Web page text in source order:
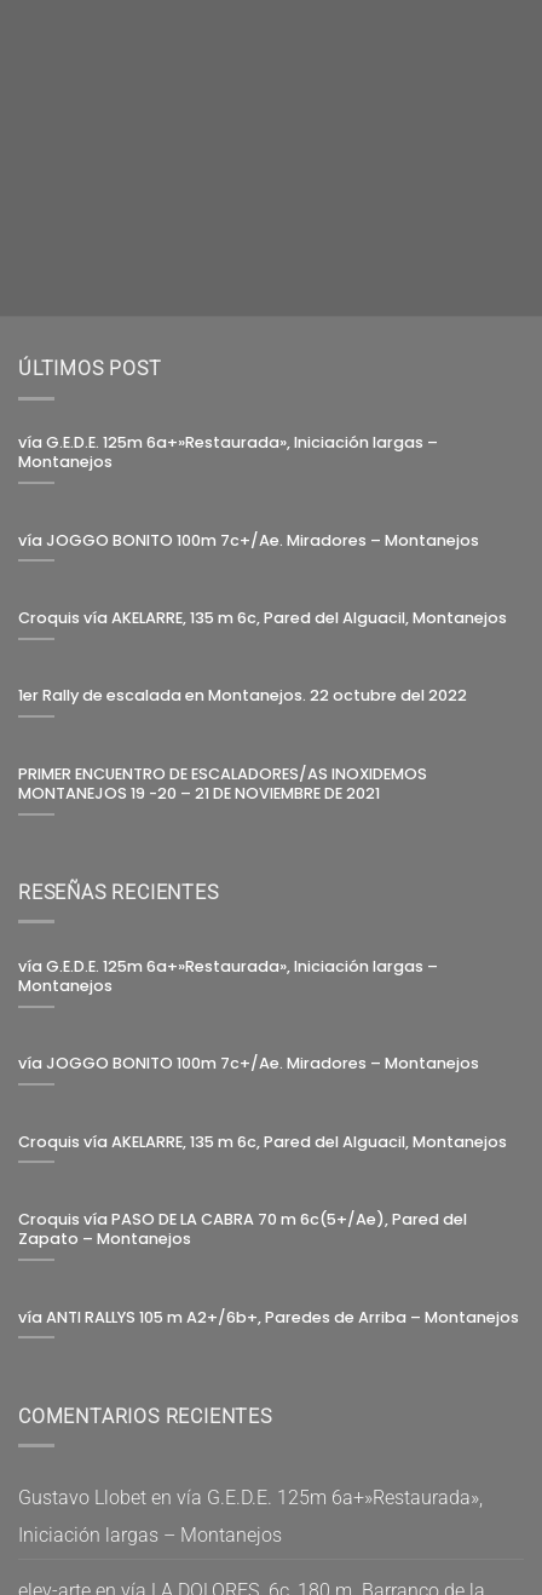
ÚLTIMOS POST
vía G.E.D.E. 125m 6a+»Restaurada», Iniciación largas –
Montanejos
vía JOGGO BONITO 100m 7c+/Ae. Miradores – Montanejos
Croquis vía AKELARRE, 135 m 6c, Pared del Alguacil, Montanejos
1er Rally de escalada en Montanejos. 22 octubre del 2022
PRIMER ENCUENTRO DE ESCALADORES/AS INOXIDEMOS
MONTANEJOS 19 -20 – 21 DE NOVIEMBRE DE 2021
RESEÑAS RECIENTES
vía G.E.D.E. 125m 6a+»Restaurada», Iniciación largas –
Montanejos
vía JOGGO BONITO 100m 7c+/Ae. Miradores – Montanejos
Croquis vía AKELARRE, 135 m 6c, Pared del Alguacil, Montanejos
Croquis vía PASO DE LA CABRA 70 m 6c(5+/Ae), Pared del
Zapato – Montanejos
vía ANTI RALLYS 105 m A2+/6b+, Paredes de Arriba – Montanejos
COMENTARIOS RECIENTES
Gustavo Llobet en vía G.E.D.E. 125m 6a+»Restaurada»,
Iniciación largas – Montanejos